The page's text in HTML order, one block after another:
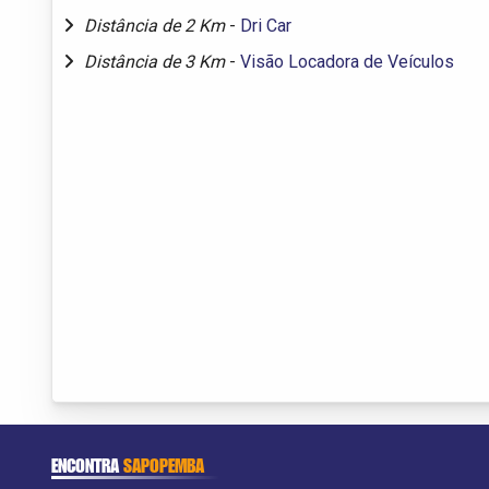
Distância de 2 Km - Dri Car
Distância de 3 Km - Visão Locadora de Veículos
ENCONTRASAPOPEMBA